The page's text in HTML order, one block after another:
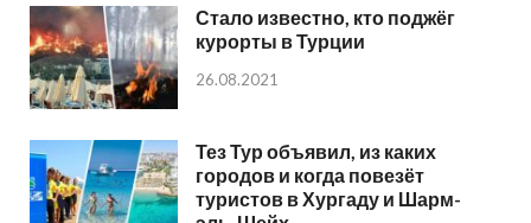
Стало известно, кто поджёг
курорты в Турции
26.08.2021
Тез Тур объявил, из каких
городов и когда повезёт
туристов в Хургаду и Шарм-